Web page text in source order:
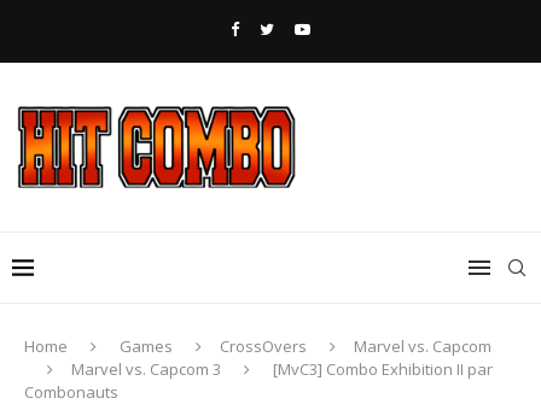
Home Games CrossOvers
Marvel vs. Capcom
Marvel vs. Capcom 3
[MvC3] Combo Exhibition II par
Combonauts